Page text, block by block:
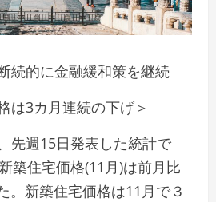
続的に金融緩和策を継続
は3カ月連続の下げ＞
先週15日発表した統計で
築住宅価格(11月)は前月比
。新築住宅価格は11月で３